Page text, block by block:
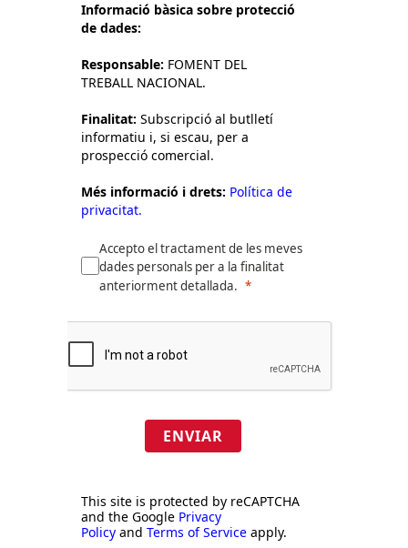
Informació bàsica sobre protecció
de dades:
Responsable: FOMENT DEL
TREBALL NACIONAL.
Finalitat: Subscripció al butlletí
informatiu i, si escau, per a
prospecció comercial.
Més informació i drets: Política de
privacitat.
Accepto el tractament de les meves
dades personals per a la finalitat
anteriorment detallada.
ENVIAR
This site is protected by reCAPTCHA
and the Google Privacy
Policy and Terms of Service apply.